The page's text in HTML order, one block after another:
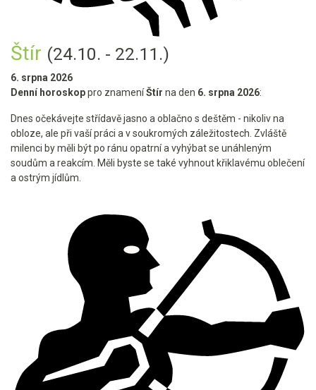
Štír (24.10. - 22.11.)
6. srpna 2026
Denní horoskoppro znameníŠtír na den 6. srpna 2026:
Dnes očekávejte střídavě jasno a oblačno s deštěm - nikoliv na
obloze, ale při vaší práci a v soukromých záležitostech. Zvláště
milenci by měli být po ránu opatrní a vyhýbat se unáhleným
soudům a reakcím. Měli byste se také vyhnout křiklavému oblečení
a ostrým jídlům.